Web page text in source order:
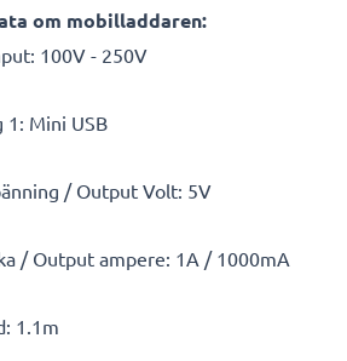
om mobilladdaren:
100V - 250V
Mini USB
/ Output Volt: 5V
/ Output ampere: 1A / 1000mA
1.1m